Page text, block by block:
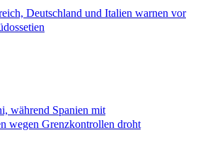
Deutschland und Italien warnen vor
während Spanien mit
wegen Grenzkontrollen droht